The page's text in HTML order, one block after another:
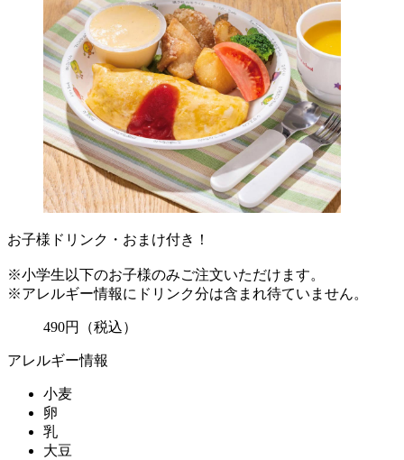
お子様ドリンク・おまけ付き！
※小学生以下のお子様のみご注文いただけます。
※アレルギー情報にドリンク分は含まれ待ていません。
490円 （税込）
アレルギー情報
小麦
卵
乳
大豆